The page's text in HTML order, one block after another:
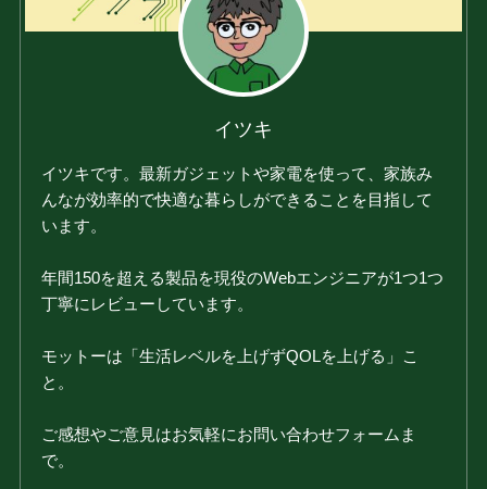
イツキ
イツキです。最新ガジェットや家電を使って、家族み
んなが効率的で快適な暮らしができることを目指して
います。
年間150を超える製品を現役のWebエンジニアが1つ1つ
丁寧にレビューしています。
モットーは「生活レベルを上げずQOLを上げる」こ
と。
ご感想やご意見はお気軽にお問い合わせフォームま
で。